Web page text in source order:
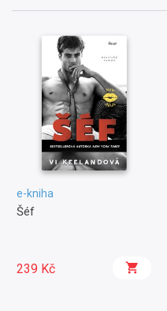
e-kniha
Šéf
239 Kč